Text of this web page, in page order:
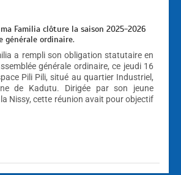
Familia clôture la saison 2025-2026
générale ordinaire.
a rempli son obligation statutaire en
générale ordinaire, ce jeudi 16
Pili Pili, situé au quartier Industriel,
de Kadutu. Dirigée par son jeune
Nissy, cette réunion avait pour objectif